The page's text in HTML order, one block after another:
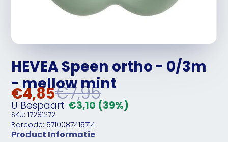
HEVEA Speen ortho - 0/3m
- mellow mint
€4,85€7,95
U Bespaart €3,10 (39%)
SKU: 17281272
Barcode: 5710087415714
Product Informatie